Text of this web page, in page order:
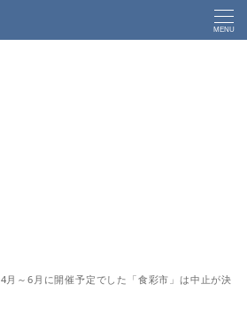
MENU
4月～6月に開催予定でした「食彩市」は中止が決